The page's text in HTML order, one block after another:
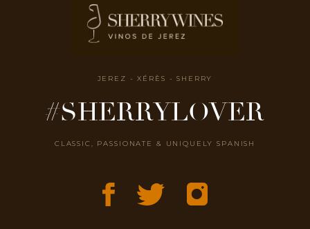
JEREZ - XÉRÈS - SHERRY
#SHERRYLOVER
CLASSIC, PASSIONATE & UNIQUELY SPANISH